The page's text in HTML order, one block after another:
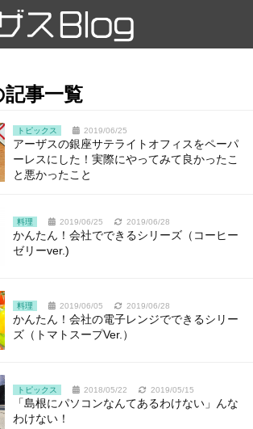
事一覧
トピックス 2019/06/25
アーザスの銀座サテライトオフィスをペーパ
ーレスにした！実際にやってみて良かったこ
と悪かったこと
料理 2019/06/25 2019/06/28
かんたん！会社でできるシリーズ（コーヒー
ゼリーver.)
料理 2019/06/05 2019/06/28
かんたん！会社の電子レンジでできるシリー
ズ（トマトスープVer.）
トピックス 2018/05/22 2019/05/15
「島根にパソコンなんてあるわけない」んな
わけない！